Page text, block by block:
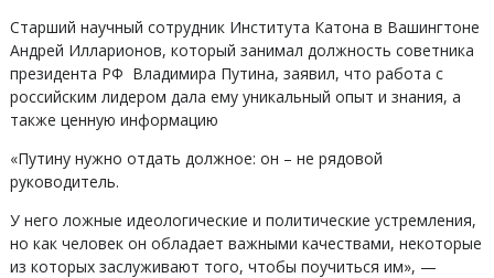
Старший научный сотрудник Института Катона в Вашингтоне
Андрей Илларионов, который занимал должность советника
президента РФ Владимира Путина, заявил, что работа с
российским лидером дала ему уникальный опыт и знания, а
также ценную информацию
«Путину нужно отдать должное: он – не рядовой
руководитель.
У него ложные идеологические и политические устремления,
но как человек он обладает важными качествами, некоторые
из которых заслуживают того, чтобы поучиться им», —